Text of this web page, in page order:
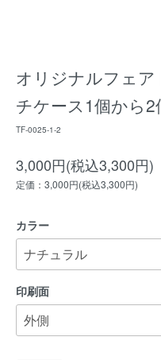
オリジナルフェ
チケース1個から2
TF-0025-1-2
3,000円(税込3,300円)
定価：3,000円(税込3,300円)
カラー
印刷面